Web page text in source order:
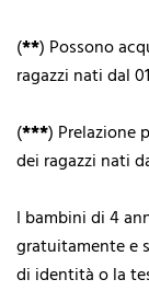
(**) Possono
ragazzi nati dal
(***) Prelazione
dei ragazzi nati
I bambini di 4
gratuitamente e
di identità o la